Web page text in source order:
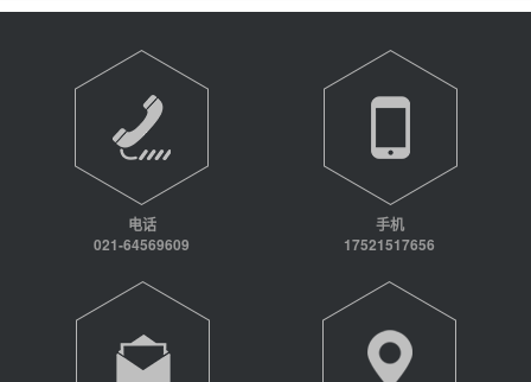
电话
021-64569609
手机
17521517656